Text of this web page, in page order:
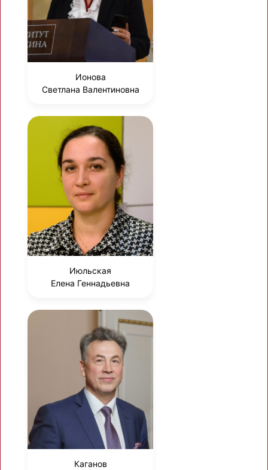
Ионова
Светлана Валентиновна
Июльская
Елена Геннадьевна
Каганов